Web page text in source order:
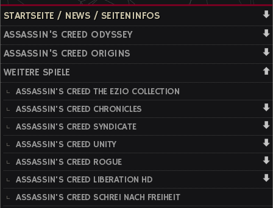
STARTSEITE / NEWS / SEITENINFOS
ASSASSIN'S CREED ODYSSEY
ASSASSIN'S CREED ORIGINS
WEITERE SPIELE
ASSASSIN'S CREED THE EZIO COLLECTION
ASSASSIN'S CREED CHRONICLES
ASSASSIN'S CREED SYNDICATE
ASSASSIN'S CREED UNITY
ASSASSIN'S CREED ROGUE
ASSASSIN'S CREED LIBERATION HD
ASSASSIN'S CREED SCHREI NACH FREIHEIT